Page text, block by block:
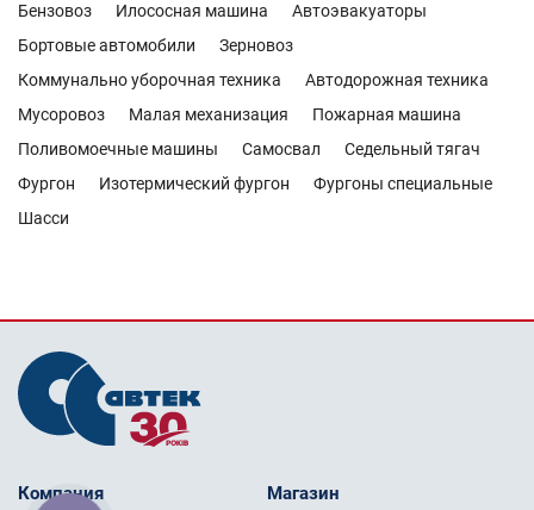
Бензовоз
Илососная машина
Автоэвакуаторы
Бортовые автомобили
Зерновоз
Коммунально уборочная техника
Автодорожная техника
Мусоровоз
Малая механизация
Пожарная машина
Поливомоечные машины
Самосвал
Седельный тягач
Фургон
Изотермический фургон
Фургоны специальные
Шасси
Компания Магазин